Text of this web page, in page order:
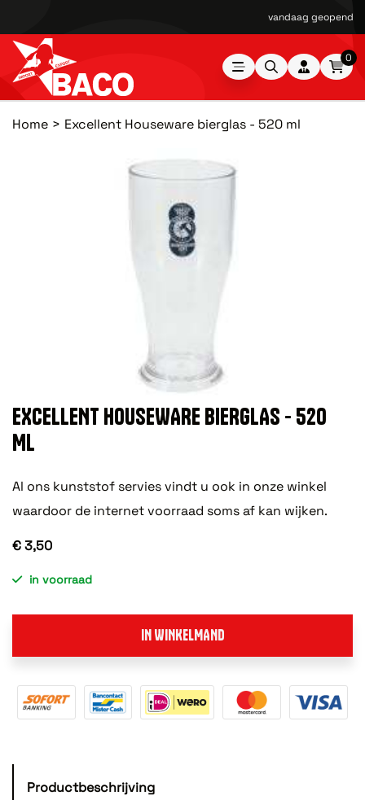
vandaag geopend
0
Home Excellent Houseware bierglas - 520 ml
EXCELLENT HOUSEWARE BIERGLAS - 520
ML
Al ons kunststof servies vindt u ook in onze winkel
waardoor de internet voorraad soms af kan wijken.
€ 3,50
in voorraad
IN WINKELMAND
Productbeschrijving